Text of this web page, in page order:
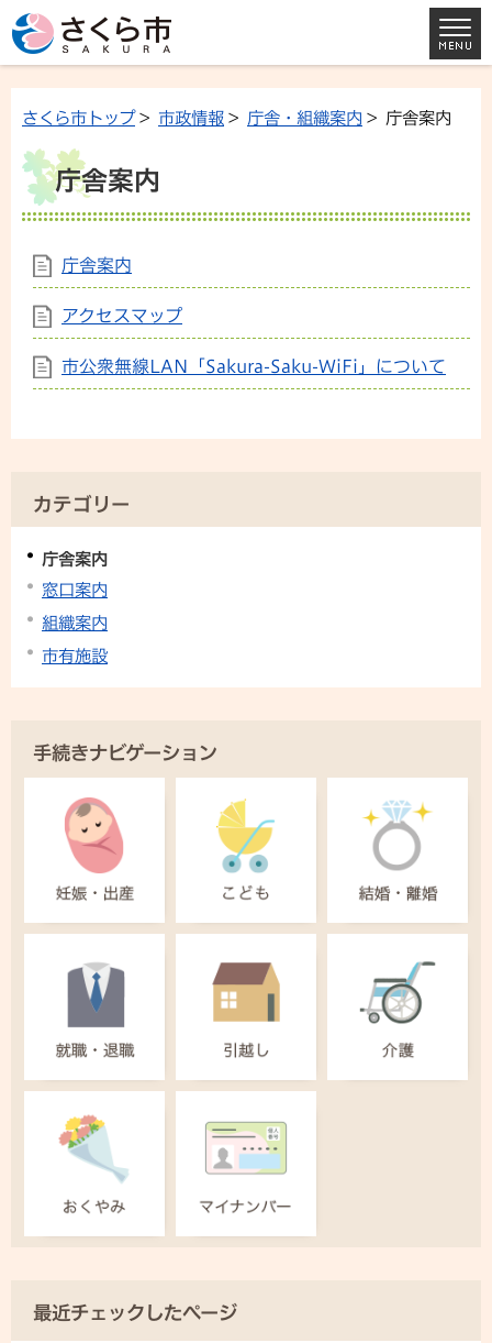
さくら市トップ> 市政情報 > 庁舎・組織案内 > 庁舎案内
庁舎案内
庁舎案内
アクセスマップ
市公衆無線LAN「Sakura-Saku-WiFi」について
カテゴリー
庁舎案内
窓口案内
組織案内
市有施設
手続きナビゲーション
最近チェックしたページ